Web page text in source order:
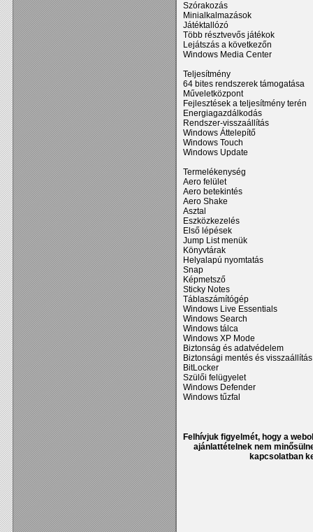
Szórakozás
Minialkalmazások
Játéktallózó
Több résztvevős játékok
Lejátszás a következőn
Windows Media Center
Teljesítmény
64 bites rendszerek támogatása
Műveletközpont
Fejlesztések a teljesítmény terén
Energiagazdálkodás
Rendszer-visszaállítás
Windows Áttelepítő
Windows Touch
Windows Update
Termelékenység
Aero felület
Aero betekintés
Aero Shake
Asztal
Eszközkezelés
Első lépések
Jump List menük
Könyvtárak
Helyalapú nyomtatás
Snap
Képmetsző
Sticky Notes
Táblaszámítógép
Windows Live Essentials
Windows Search
Windows tálca
Windows XP Mode
Biztonság és adatvédelem
Biztonsági mentés és visszaállítás
BitLocker
Szülői felügyelet
Windows Defender
Windows tűzfal
Felhívjuk figyelmét, hogy a
ajánlattételnek nem
kapcsolatban